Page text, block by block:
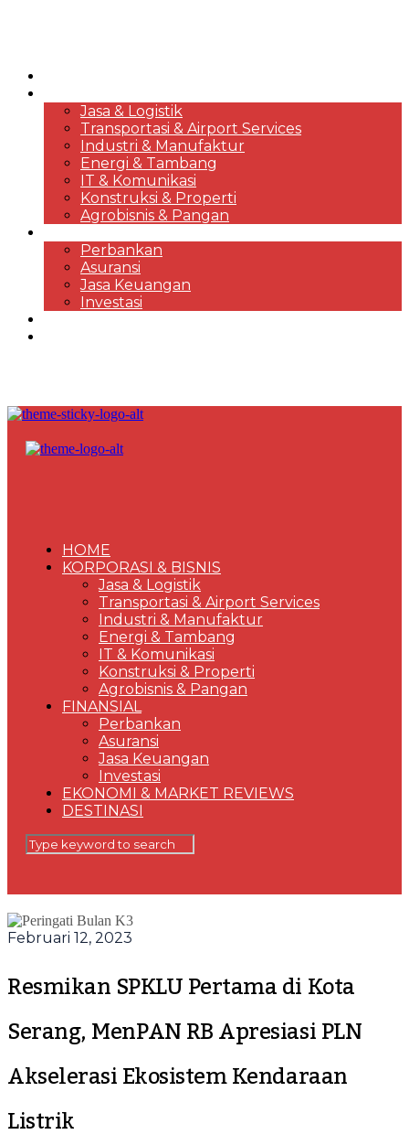
Jasa & Logistik
Transportasi & Airport Services
Industri & Manufaktur
Energi & Tambang
IT & Komunikasi
Konstruksi & Properti
Agrobisnis & Pangan
Perbankan
Asuransi
Jasa Keuangan
Investasi
HOME
KORPORASI & BISNIS
Jasa & Logistik
Transportasi & Airport Services
Industri & Manufaktur
Energi & Tambang
IT & Komunikasi
Konstruksi & Properti
Agrobisnis & Pangan
FINANSIAL
Perbankan
Asuransi
Jasa Keuangan
Investasi
EKONOMI & MARKET REVIEWS
DESTINASI
Februari 12, 2023
Resmikan SPKLU Pertama di Kota
Serang, MenPAN RB Apresiasi PLN
Akselerasi Ekosistem Kendaraan
Listrik